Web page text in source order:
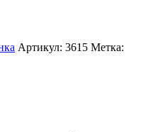
Артикул: 3615 Метка: